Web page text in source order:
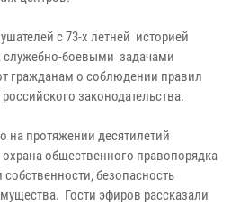
с 73-х летней историей
боевыми задачами
гражданам о соблюдении правил
законодательства.
на протяжении десятилетий
общественного правопорядка
безопасность
Гости эфиров рассказали